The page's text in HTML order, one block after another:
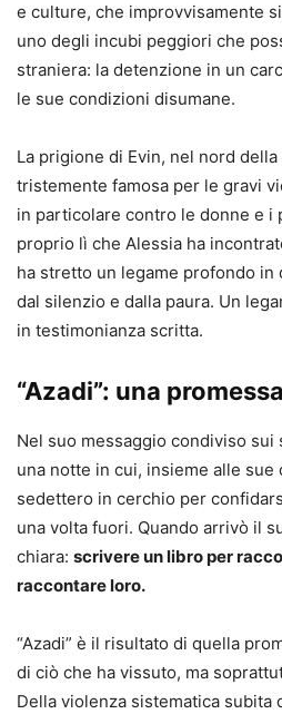
e culture, che improvvisamente
uno degli incubi peggiori che
straniera: la detenzione in un
le sue condizioni disumane.
La prigione di Evin, nel nord
tristemente famosa per le gravi
in particolare contro le donne e i
proprio lì che Alessia ha
ha stretto un legame profondo
dal silenzio e dalla paura. Un
in testimonianza scritta.
“Azadi”: una
Nel suo messaggio condiviso sui
una notte in cui, insieme alle sue
sedettero in cerchio per
una volta fuori. Quando arrivò il
chiara: scrivere un libro per
raccontare loro.
“Azadi” è il risultato di quella
di ciò che ha vissuto, ma
Della violenza sistematica subita